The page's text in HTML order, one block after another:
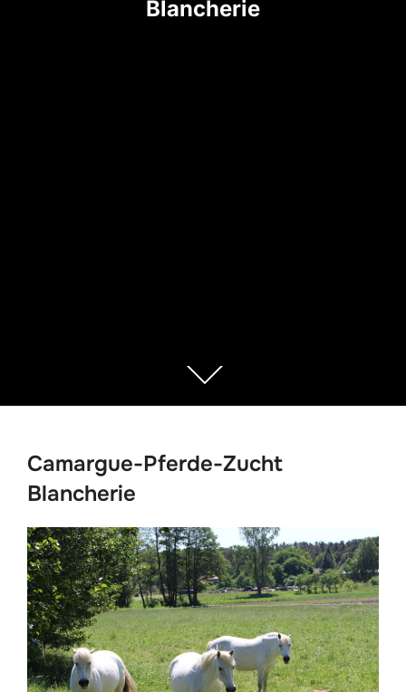
Blancherie
Zum
Inhalt
Camargue-Pferde-Zucht
Blancherie